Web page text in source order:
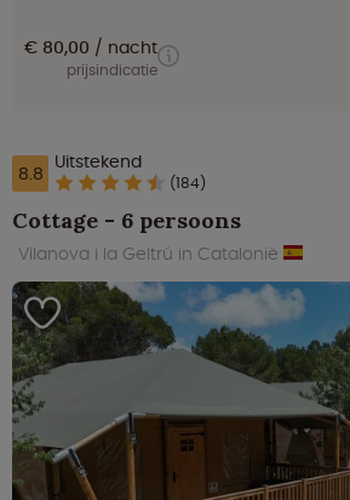
€ 80,00 nacht
prijsindicatie
8.8 Uitstekend
(184)
Cottage - 6 persoons
Vilanova i la Geltrú in Catalonië